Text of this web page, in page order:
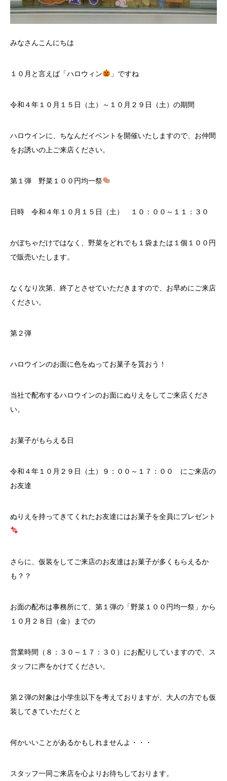
みなさんこんにちは
１０月と言えば「ハロウィン 」ですね
令和４年１０月１５日（土）～１０月２９日（土）の期間
ハロウインに、ちなんだイベントを開催いたしますので、お仲間
をお誘いの上ご来店ください。
第１弾 野菜１００円均一祭
日時 令和４年１０月１５日（土） １０：００～１１：３０
かぼちゃだけではなく、野菜をどれでも１袋または１個１００円
で販売いたします。
なくなり次第、終了とさせていただきますので、お早めにご来店
ください。
第２弾
ハロウインのお面に色をぬってお菓子を貰おう！
当社で配布するハロウインのお面にぬりえをしてご来店くださ
い。
お菓子がもらえる日
令和４年１０月２９日（土）９：００～１７：００ にご来店の
お友達
ぬりえを持ってきてくれたお友達にはお菓子を全員にプレゼント
さらに、仮装をしてご来店のお友達はお菓子が多くもらえるか
も？？
お面の配布は事務所にて、第１弾の「野菜１００円均一祭」から
１０月２８日（金）までの
営業時間（８：３０～１７：３０）にお配りしていますので、ス
タッフに声をかけてください。
第２弾の対象は小学生以下を考えておりますが、大人の方でも仮
装してきていただくと
何かいいことがあるかもしれませんよ・・・
スタッフ一同ご来店を心よりお待ちしております。